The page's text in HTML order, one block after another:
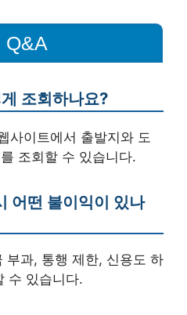
Q&A
조회하나요?
사이트에서 출발지와 도
조회할 수 있습니다.
어떤 불이익이 있나
부과, 통행 제한, 신용도 하
수 있습니다.